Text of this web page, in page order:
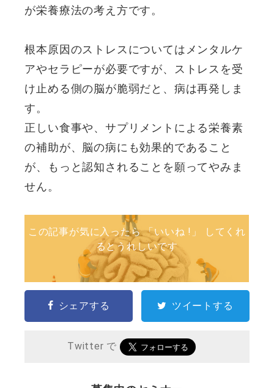
が栄養療法の考え方です。
根本原因のストレスについてはメンタルケ
アやセラピーが必要ですが、ストレスを受
け止める側の脳が脆弱だと、病は再発しま
す。
正しい食事や、サプリメントによる栄養素
の補助が、脳の病にも効果的であること
が、もっと認知されることを願ってやみま
せん。
この記事が気に入ったら 「いいね !」 してくれ
るとうれしいです
シェアする ツイートする
Twitter で